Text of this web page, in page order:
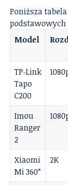
Poniższa
Model
TP‑Link
Tapo
C200
Imou
Ranger
2
Xiaomi
Mi 360°
2K